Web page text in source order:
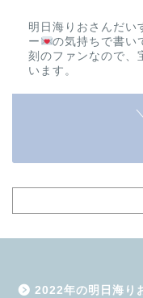
明日海りおさんだい
ー
の気持ちで書い
刻のファンなので、
います。
2022年の明日海り